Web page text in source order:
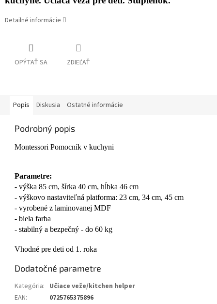
Detailné informácie
OPÝTAŤ SA ZDIEĽAŤ
Popis Diskusia Ostatné informácie
Podrobný popis
Montessori Pomocník v kuchyni
Parametre:
- výška 85 cm, šírka 40 cm, hĺbka 46 cm
- výškovo nastaviteľná platforma: 23 cm, 34 cm, 45 cm
- vyrobené z laminovanej MDF
- biela farba
- stabilný a bezpečný - do 60 kg
Vhodné pre deti od 1. roka
Dodatočné parametre
Kategória: Učiace veže/kitchen helper
EAN:
0725765375896